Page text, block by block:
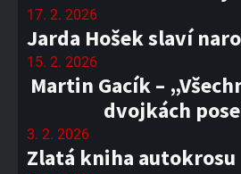
17. 2. 2026
Jarda Hošek slaví
15. 2. 2026
Martin Gacík –
dvojkách
3. 2. 2026
Zlatá kniha autokrosu